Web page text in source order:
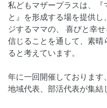
私どもマザープラスは、『
と』を形成する場を提供
ジするママの、 喜びと幸
信じることを通して、素晴
ると考えています。
年に一回開催しております
地域代表、部活代表が集結